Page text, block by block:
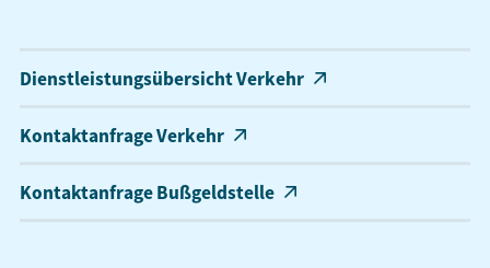
Dienstleistungsübersicht Verkehr
Kontaktanfrage Verkehr
Kontaktanfrage Bußgeldstelle